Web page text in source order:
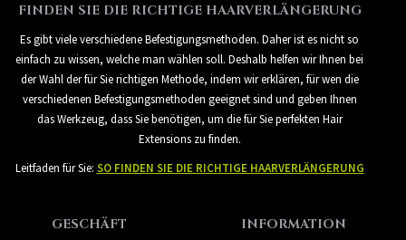
FINDEN SIE DIE RICHTIGE HAARVERLÄNGERUNG
Es gibt viele verschiedene Befestigungsmethoden. Daher ist es nicht so
einfach zu wissen, welche man wählen soll. Deshalb helfen wir Ihnen bei
der Wahl der für Sie richtigen Methode, indem wir erklären, für wen die
verschiedenen Befestigungsmethoden geeignet sind und geben Ihnen
das Werkzeug, dass Sie benötigen, um die für Sie perfekten Hair
Extensions zu finden.
Leitfaden für Sie: SO FINDEN SIE DIE RICHTIGE HAARVERLÄNGERUNG
GESCHÄFT INFORMATION